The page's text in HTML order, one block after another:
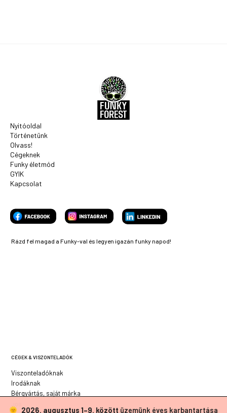
Nyitóoldal
Történetünk
Olvass!
Cégeknek
Funky életmód
GYIK
Kapcsolat
Rázd fel magad a Funky-val és legyen igazán funky napod!
CÉGEK & VISZONTELADÓK
Viszonteladóknak
Irodáknak
Bérgyártás, saját márka
2026. augusztus 1–9. között üzemünk éves karbantartása